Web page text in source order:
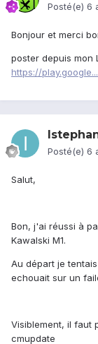
Posté(e) 6
Bonjour et merci
poster depuis mon
https://
Posté(e) 6
Salut,
Bon, j'ai réussi à
Kawalski M1.
Au départ je
echouait sur un
Visiblement, il faut
cmupdate